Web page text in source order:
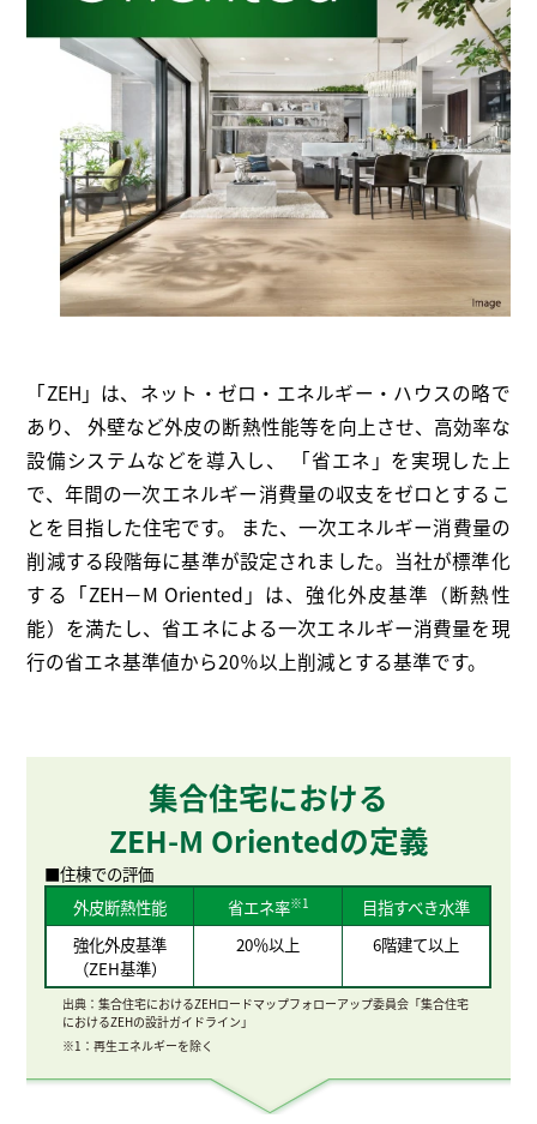
「ZEH」は、ネット・ゼロ・エネルギー・ハウスの略で
あり、
外壁など外皮の断熱性能等を向上させ、高効率な
設備システムなどを導入し、
「省エネ」を実現した上
で、年間の一次エネルギー消費量の収支をゼロとするこ
とを目指した住宅です。
また、一次エネルギー消費量の
削減する段階毎に基準が設定されました。 当社が標準化
する「ZEH－M Oriented」は、強化外皮基準（断熱性
能）を満たし、省エネによる一次エネルギー消費量を現
行の省エネ基準値から20％以上削減とする基準です。
集合住宅における
ZEH-M Orientedの定義
■住棟での評価
外皮断熱性能
省エネ率※1
目指すべき水準
強化外皮基準
（ZEH基準）
20％以上 6階建て以上
出典：集合住宅におけるZEHロードマップフォローアップ委員会「集合住宅
におけるZEHの設計ガイドライン」
※1：再生エネルギーを除く